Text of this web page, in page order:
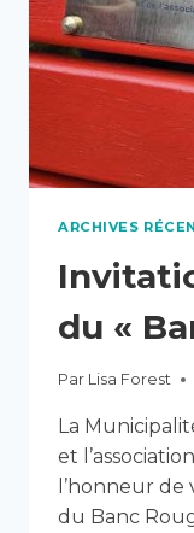
ARCHIVES
du «
Par Lisa Forest
La
et
l’honneur de
du Banc